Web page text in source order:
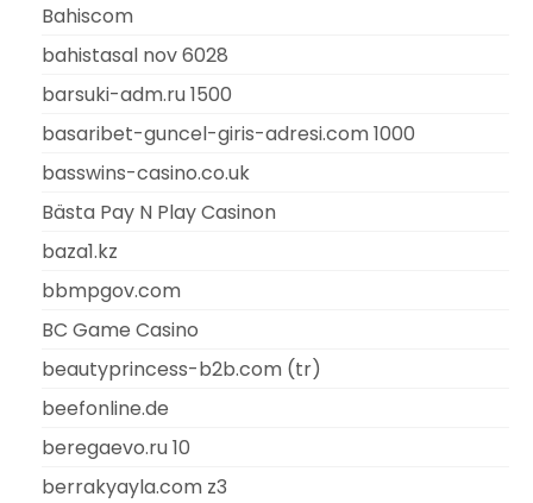
Bahiscom
bahistasal nov 6028
barsuki-adm.ru 1500
basaribet-guncel-giris-adresi.com 1000
basswins-casino.co.uk
Bästa Pay N Play Casinon
baza1.kz
bbmpgov.com
BC Game Casino
beautyprincess-b2b.com (tr)
beefonline.de
beregaevo.ru 10
berrakyayla.com z3